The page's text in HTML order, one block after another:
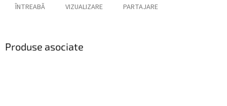
ÎNTREABĂ VIZUALIZARE PARTAJARE
Produse asociate